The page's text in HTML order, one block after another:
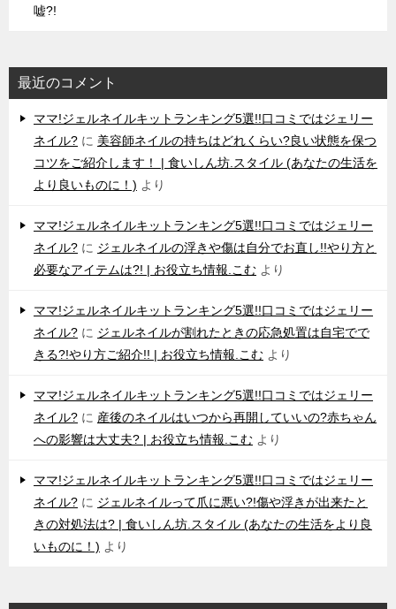
嘘?!
最近のコメント
ママ!ジェルネイルキットランキング5選!!口コミではジェリー
ネイル? に 美容師ネイルの持ちはどれくらい?良い状態を保つ
コツをご紹介します！ | 食いしん坊.スタイル (あなたの生活を
より良いものに！) より
ママ!ジェルネイルキットランキング5選!!口コミではジェリー
ネイル? に ジェルネイルの浮きや傷は自分でお直し!!やり方と
必要なアイテムは?! | お役立ち情報.こむ より
ママ!ジェルネイルキットランキング5選!!口コミではジェリー
ネイル? に ジェルネイルが割れたときの応急処置は自宅でで
きる?!やり方ご紹介!! | お役立ち情報.こむ より
ママ!ジェルネイルキットランキング5選!!口コミではジェリー
ネイル? に 産後のネイルはいつから再開していいの?赤ちゃん
への影響は大丈夫? | お役立ち情報.こむ より
ママ!ジェルネイルキットランキング5選!!口コミではジェリー
ネイル? に ジェルネイルって爪に悪い?!傷や浮きが出来たと
きの対処法は? | 食いしん坊.スタイル (あなたの生活をより良
いものに！) より